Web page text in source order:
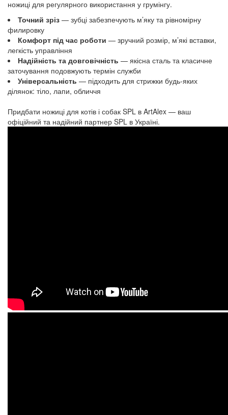
ножиці для регулярного використання у грумінгу.
Точний зріз — зубці забезпечують м’яку та рівномірну
филировку
Комфорт під час роботи — зручний розмір, м’які вставки,
легкість управління
Надійність та довговічність — якісна сталь та класичне
заточування подовжують термін служби
Універсальність — підходить для стрижки будь-яких
ділянок: тіло, лапи, обличчя
Придбати ножиці для котів і собак SPL в ArtAlex — ваш
офіційний та надійний партнер SPL в Україні.